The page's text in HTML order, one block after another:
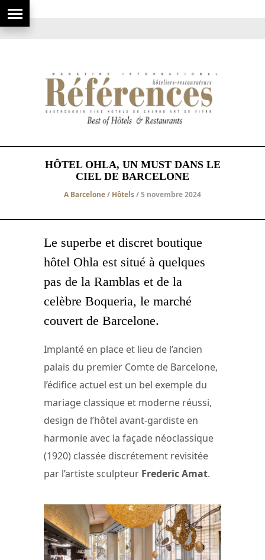
HÔTEL OHLA, UN MUST DANS LE
CIEL DE BARCELONE
A Barcelone/ Hôtels/ 5 novembre 2024
Le superbe et discret boutique
hôtel Ohla est situé à quelques
pas de la Ramblas et de la
celèbre Boqueria, le marché
couvert de Barcelone.
Implanté en place et lieu de l’ancien
palais du premier Comte de Barcelone,
l’édifice actuel est un bel exemple du
mariage classique et moderne réussi,
design de l’hôtel avant-gardiste en
harmonie avec la façade néoclassique
(1920) classée discrétement revisitée
par l’artiste sculpteur Frederic Amat.